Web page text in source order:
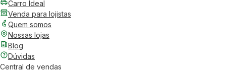
Carro Ideal
Venda para lojistas
Quem somos
Nossas lojas
Blog
Dúvidas
Central de vendas